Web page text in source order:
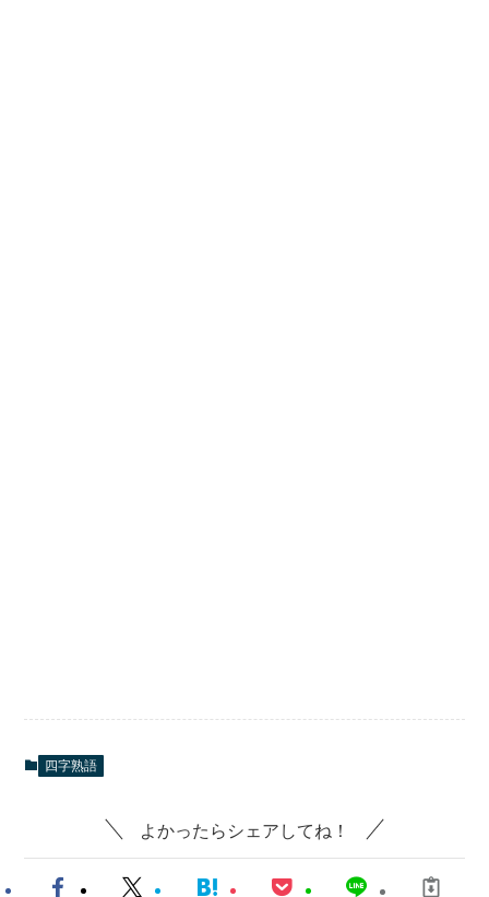
四字熟語
よかったらシェアしてね！